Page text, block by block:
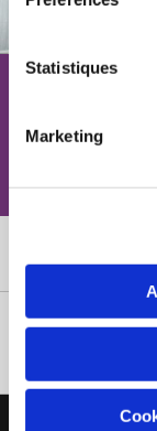
Statistiques
Marketing